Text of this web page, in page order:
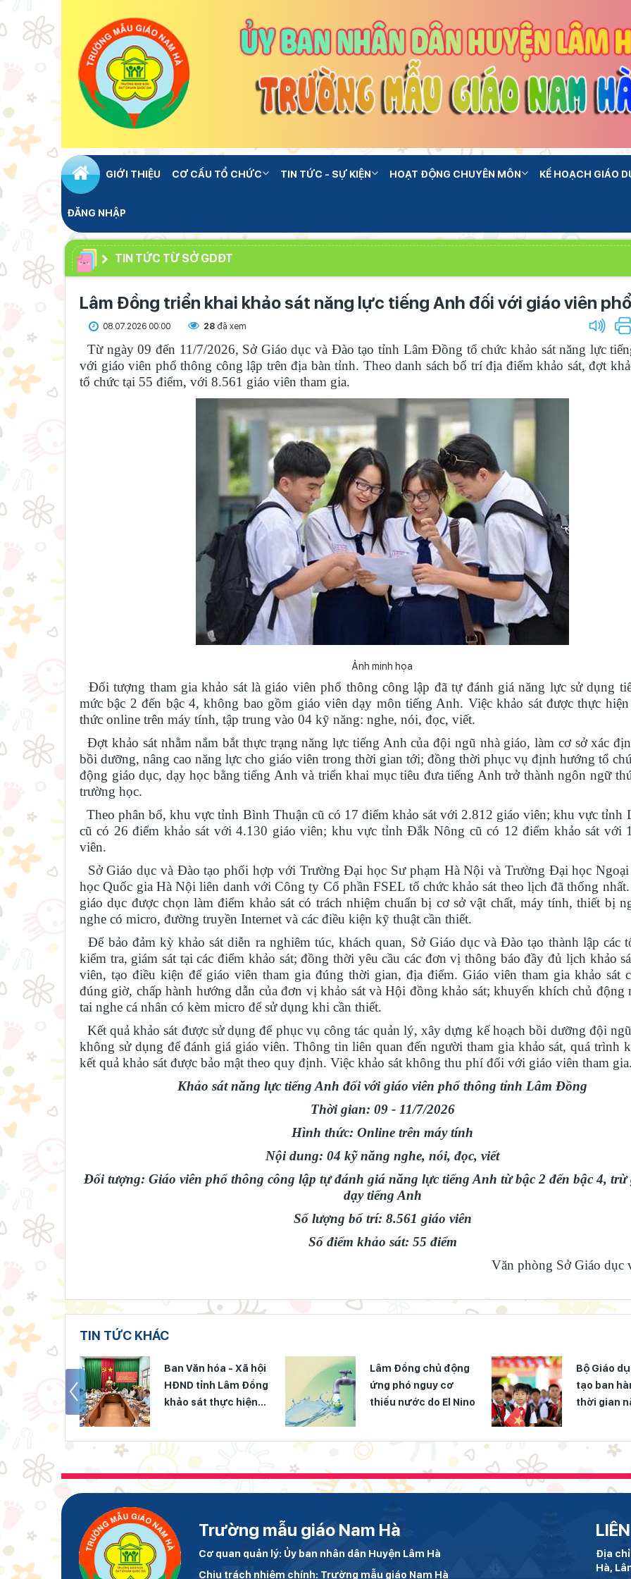
GIỚI THIỆU CƠ CẤU TỔ CHỨC TIN TỨC - SỰ KIỆN HOẠT ĐỘNG CHUYÊN MÔN KẾ HOẠCH GIÁO
ĐĂNG NHẬP
TIN TỨC TỪ SỞ GDĐT
Lâm Đồng triển khai khảo sát năng lực tiếng Anh đối với giáo viên
08.07.2026 00:00 28 đã xem
Từ ngày 09 đến 11/7/2026, Sở Giáo dục và Đào tạo tỉnh Lâm Đồng tổ chức khảo sát năng lực
với giáo viên phổ thông công lập trên địa bàn tỉnh. Theo danh sách bố trí địa điểm khảo sát, đợt
tổ chức tại 55 điểm, với 8.561 giáo viên tham gia.
Ảnh minh họa
Đối tượng tham gia khảo sát là giáo viên phổ thông công lập đã tự đánh giá năng lực sử dụng
mức bậc 2 đến bậc 4, không bao gồm giáo viên dạy môn tiếng Anh. Việc khảo sát được thực
thức online trên máy tính, tập trung vào 04 kỹ năng: nghe, nói, đọc, viết.
Đợt khảo sát nhằm nắm bắt thực trạng năng lực tiếng Anh của đội ngũ nhà giáo, làm cơ sở xác
bồi dưỡng, nâng cao năng lực cho giáo viên trong thời gian tới; đồng thời phục vụ định hướng tổ
động giáo dục, dạy học bằng tiếng Anh và triển khai mục tiêu đưa tiếng Anh trở thành ngôn ngữ
trường học.
Theo phân bổ, khu vực tỉnh Bình Thuận cũ có 17 điểm khảo sát với 2.812 giáo viên; khu vực tỉnh
cũ có 26 điểm khảo sát với 4.130 giáo viên; khu vực tỉnh Đắk Nông cũ có 12 điểm khảo sát với
viên.
Sở Giáo dục và Đào tạo phối hợp với Trường Đại học Sư phạm Hà Nội và Trường Đại học
học Quốc gia Hà Nội liên danh với Công ty Cổ phần FSEL tổ chức khảo sát theo lịch đã thống nhất.
giáo dục được chọn làm điểm khảo sát có trách nhiệm chuẩn bị cơ sở vật chất, máy tính, thiết bị
nghe có micro, đường truyền Internet và các điều kiện kỹ thuật cần thiết.
Để bảo đảm kỳ khảo sát diễn ra nghiêm túc, khách quan, Sở Giáo dục và Đào tạo thành lập các
kiểm tra, giám sát tại các điểm khảo sát; đồng thời yêu cầu các đơn vị thông báo đầy đủ lịch khảo
viên, tạo điều kiện để giáo viên tham gia đúng thời gian, địa điểm. Giáo viên tham gia khảo sát
đúng giờ, chấp hành hướng dẫn của đơn vị khảo sát và Hội đồng khảo sát; khuyến khích chủ động
tai nghe cá nhân có kèm micro để sử dụng khi cần thiết.
Kết quả khảo sát được sử dụng để phục vụ công tác quản lý, xây dựng kế hoạch bồi dưỡng đội
không sử dụng để đánh giá giáo viên. Thông tin liên quan đến người tham gia khảo sát, quá trình
kết quả khảo sát được bảo mật theo quy định. Việc khảo sát không thu phí đối với giáo viên tham gia.
Khảo sát năng lực tiếng Anh đối với giáo viên phổ thông tỉnh Lâm Đồng
Thời gian: 09 - 11/7/2026
Hình thức: Online trên máy tính
Nội dung: 04 kỹ năng nghe, nói, đọc, viết
Đối tượng: Giáo viên phổ thông công lập tự đánh giá năng lực tiếng Anh từ bậc 2 đến bậc 4, trừ
dạy tiếng Anh
Số lượng bố trí: 8.561 giáo viên
Số điểm khảo sát: 55 điểm
Văn phòng Sở Giáo dục
TIN TỨC KHÁC
và Đào
đẩy
Ban Văn hóa - Xã hội
HĐND tỉnh Lâm Đồng
khảo sát thực hiện
Lâm Đồng chủ động
ứng phó nguy cơ
thiếu nước do El Nino
Bộ Giáo
tạo ban
thời gian
Trường mẫu giáo Nam Hà
Cơ quan quản lý: Ủy ban nhân dân Huyện Lâm Hà
Chịu trách nhiệm chính: Trường mẫu giáo Nam Hà
Địa
Hà,